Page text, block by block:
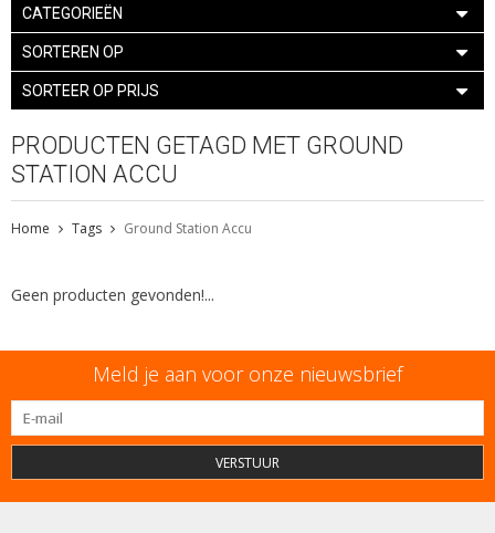
CATEGORIEËN
SORTEREN OP
SORTEER OP PRIJS
PRODUCTEN GETAGD MET GROUND
STATION ACCU
Home Tags Ground Station Accu
Geen producten gevonden!...
Meld je aan voor onze nieuwsbrief
VERSTUUR